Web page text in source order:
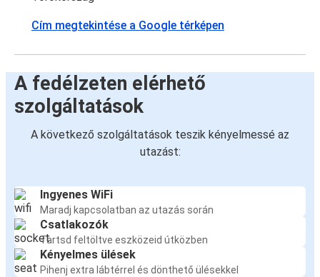
Cím megtekintése a Google térképen
A fedélzeten elérhető
szolgáltatások
A következő szolgáltatások teszik kényelmessé az
utazást:
Ingyenes WiFi
Maradj kapcsolatban az utazás során
Csatlakozók
Tartsd feltöltve eszközeid útközben
Kényelmes ülések
Pihenj extra lábtérrel és dönthető ülésekkel